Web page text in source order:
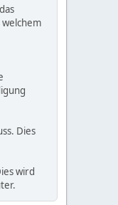
Dies
wird